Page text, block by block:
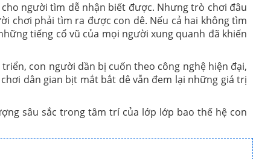
người tìm dễ nhận biết được. Nhưng trò chơi đâu
chơi phải tìm ra được con dê. Nếu cả hai không tìm
tiếng cổ vũ của mọi người xung quanh đã khiến
con người dần bị cuốn theo công nghệ hiện đại,
dân gian bịt mắt bắt dê vẫn đem lại những giá trị
sâu sắc trong tâm trí của lớp lớp bao thế hệ con